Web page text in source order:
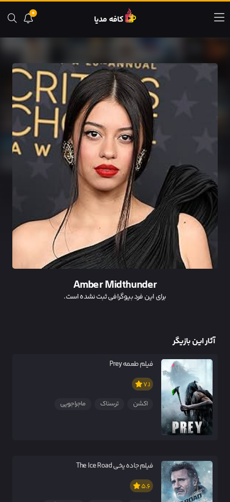
0
کافه مدیا
Amber Midthunder
برای این فرد بیوگرافی ثبت نشده است.
آثار این بازیگر
فیلم طعمه Prey
7.1
اکشن
ترسناک ماجراجویی
فیلم جاده یخی The Ice Road
5.6